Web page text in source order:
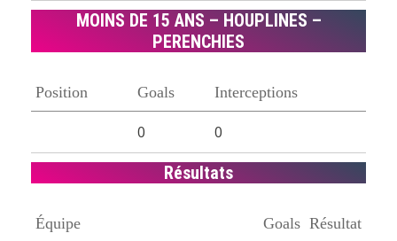
MOINS DE 15 ANS – HOUPLINES –
PERENCHIES
Position Goals Interceptions
0 0
Résultats
Équipe Goals Résultat